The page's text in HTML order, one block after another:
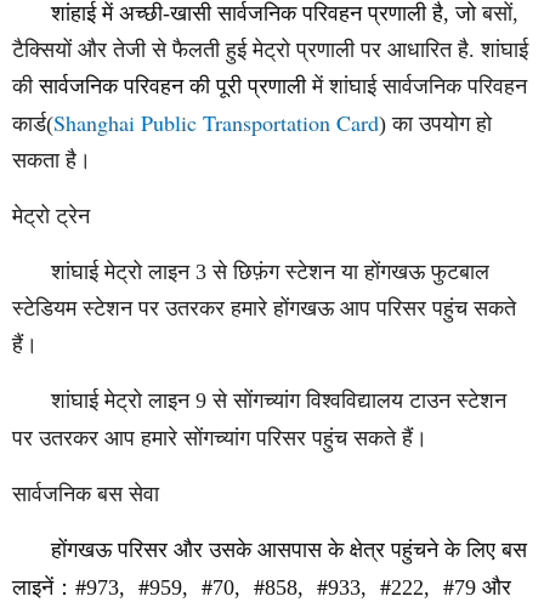
शांहाई में अच्छी-खासीसार्वजनिक परिवहन प्रणाली है, जोबसों,
टैक्सियों और तेजी से फैलती हुई मेट्रो प्रणाली पर आधारित है. शांघाई
कीसार्वजनिक परिवहन की पूरी प्रणालीमें शांघाई सार्वजनिक परिवहन
कार्ड(Shanghai Public Transportation Card) का उपयोग हो
सकता है।
मेट्रो ट्रेन
शांघाई मेट्रो लाइन 3 से छिफ़ंग स्टेशन या होंगखऊ फुटबाल
स्टेडियम स्टेशन पर उतरकर हमारे होंगखऊ आप परिसर पहुंच सकते
हैं।
शांघाई मेट्रो लाइन 9 से सोंगच्यांग विश्वविद्यालय टाउन स्टेशन
पर उतरकर आप हमारे सोंगच्यांग परिसर पहुंच सकते हैं।
सार्वजनिक बस सेवा
होंगखऊ परिसर और उसके आसपास के क्षेत्र पहुंचने के लिए बस
लाइनें： #973, #959, #70, #858, #933, #222, #79 और